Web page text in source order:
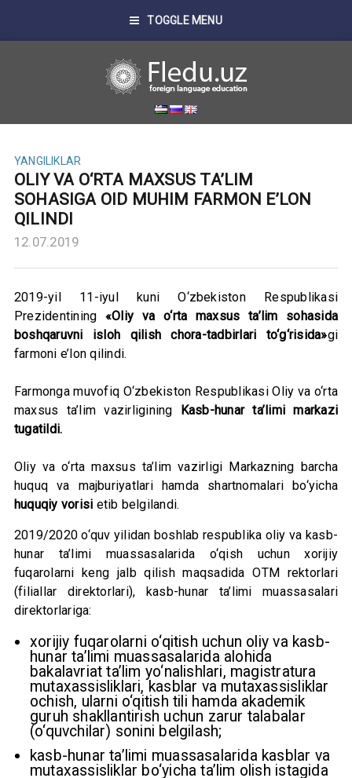
TOGGLE MENU
YANGILIKLAR
OLIY VA O‘RTA MAXSUS TA’LIM
SOHASIGA OID MUHIM FARMON E’LON
QILINDI
12.07.2019
2019-yil 11-iyul kuni O‘zbekiston Respublikasi
Prezidentining «Oliy va o‘rta maxsus ta’lim sohasida
boshqaruvni isloh qilish chora-tadbirlari to‘g‘risida»gi
farmoni e’lon qilindi.
Farmonga muvofiq O‘zbekiston Respublikasi Oliy va o‘rta
maxsus ta’lim vazirligining Kasb-hunar ta’limi markazi
tugatildi.
Oliy va o‘rta maxsus ta’lim vazirligi Markazning barcha
huquq va majburiyatlari hamda shartnomalari bo‘yicha
huquqiy vorisi etib belgilandi.
2019/2020 o‘quv yilidan boshlab respublika oliy va kasb-
hunar ta’limi muassasalarida o‘qish uchun xorijiy
fuqarolarni keng jalb qilish maqsadida OTM rektorlari
(filiallar direktorlari), kasb-hunar ta’limi muassasalari
direktorlariga:
xorijiy fuqarolarni o‘qitish uchun oliy va kasb-
hunar ta’limi muassasalarida alohida
bakalavriat ta’lim yo‘nalishlari, magistratura
mutaxassisliklari, kasblar va mutaxassisliklar
ochish, ularni o‘qitish tili hamda akademik
guruh shakllantirish uchun zarur talabalar
(o‘quvchilar) sonini belgilash;
kasb-hunar ta’limi muassasalarida kasblar va
mutaxassisliklar bo‘yicha ta’lim olish istagida